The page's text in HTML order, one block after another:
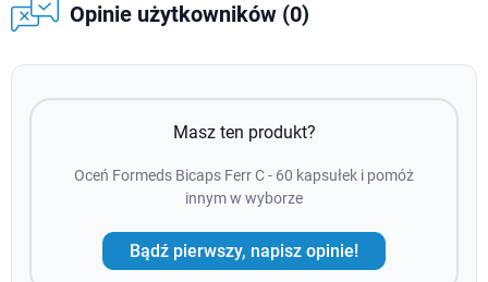
Opinie użytkowników (0)
Masz ten produkt?
Oceń Formeds Bicaps Ferr C - 60 kapsułek i pomóż
innym w wyborze
Bądź pierwszy, napisz opinie!